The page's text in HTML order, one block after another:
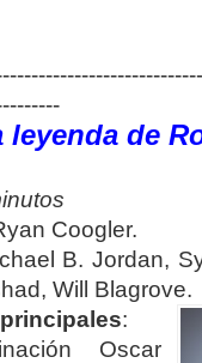
leyenda de
Coogler.
B. Jordan,
Will Blagrove.
:
Oscar